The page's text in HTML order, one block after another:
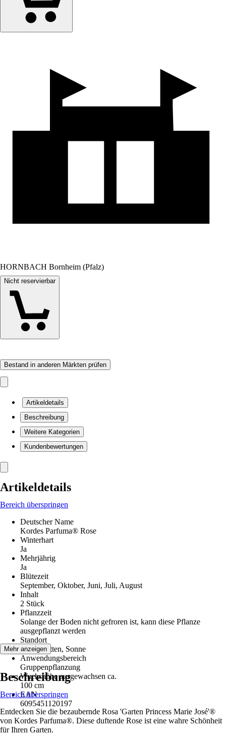
HORNBACH Bornheim (Pfalz)
Nicht reservierbar
Bestand in anderen Märkten prüfen
Artikeldetails
Beschreibung
Weitere Kategorien
Kundenbewertungen
Artikeldetails
Bereich überspringen
Deutscher Name
Kordes Parfuma® Rose
Winterhart
Ja
Mehrjährig
Ja
Blütezeit
September, Oktober, Juni, Juli, August
Inhalt
2 Stück
Pflanzzeit
Solange der Boden nicht gefroren ist, kann diese Pflanze
ausgepflanzt werden
Standort
Halbschatten, Sonne
Anwendungsbereich
Gruppenpflanzung
Wuchshöhe ausgewachsen ca.
100 cm
EAN
6095451120197
Mehr anzeigen
Beschreibung
Bereich überspringen
Entdecken Sie die bezaubernde Rosa 'Garten Princess Marie José'®
von Kordes Parfuma®. Diese duftende Rose ist eine wahre Schönheit
für Ihren Garten.